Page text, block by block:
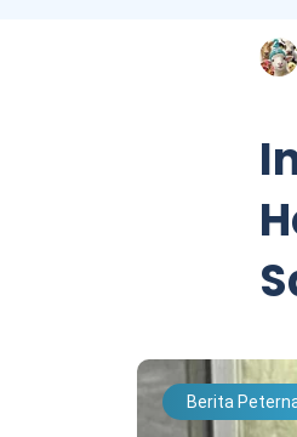
Berita